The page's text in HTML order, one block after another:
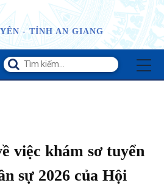
- TỈNH AN GIANG
việc khám sơ tuyển
sự 2026 của Hội